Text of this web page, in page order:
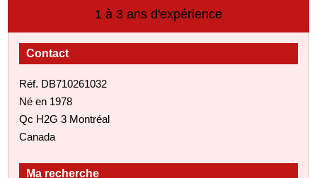
1 à 3 ans d'expérience
Contact
Réf. DB710261032
Né en 1978
Qc H2G 3 Montréal
Canada
Ma recherche